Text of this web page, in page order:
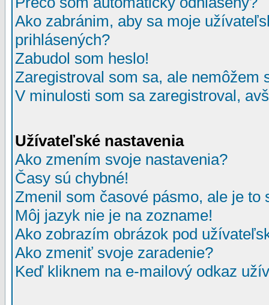
Ako zabránim, aby sa moje
prihlásených?
Zabudol som heslo!
Zaregistroval som sa, ale nemôžem
V minulosti som sa zaregistroval,
Užívateľské nastavenia
Ako zmením svoje nastavenia?
Časy sú chybné!
Zmenil som časové pásmo, ale je to
Môj jazyk nie je na zozname!
Ako zobrazím obrázok pod
Ako zmeniť svoje zaradenie?
Keď kliknem na e-mailový odkaz